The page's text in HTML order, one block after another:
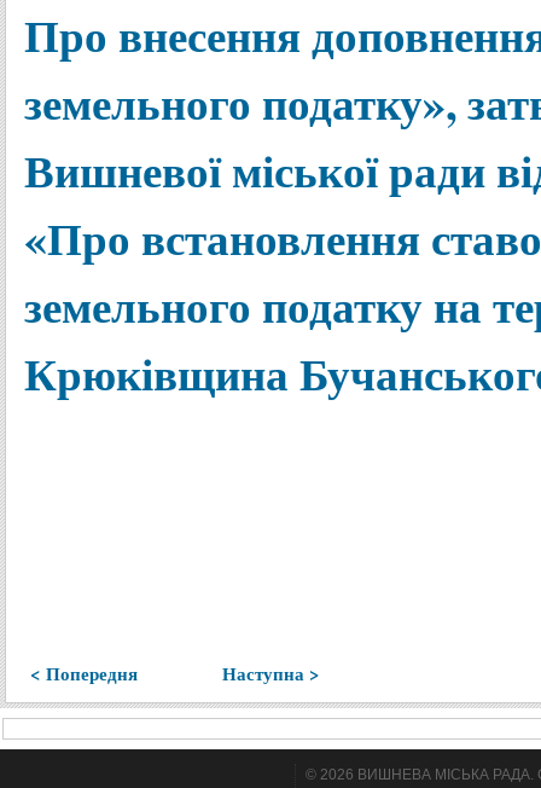
Про внесення
земельного податку»,
Вишневої міської ради
«Про встановлення
земельного податку на
Крюківщина
< Попередня Наступна >
© 2026 ВИШНЕВА МІСЬКА РАДА.